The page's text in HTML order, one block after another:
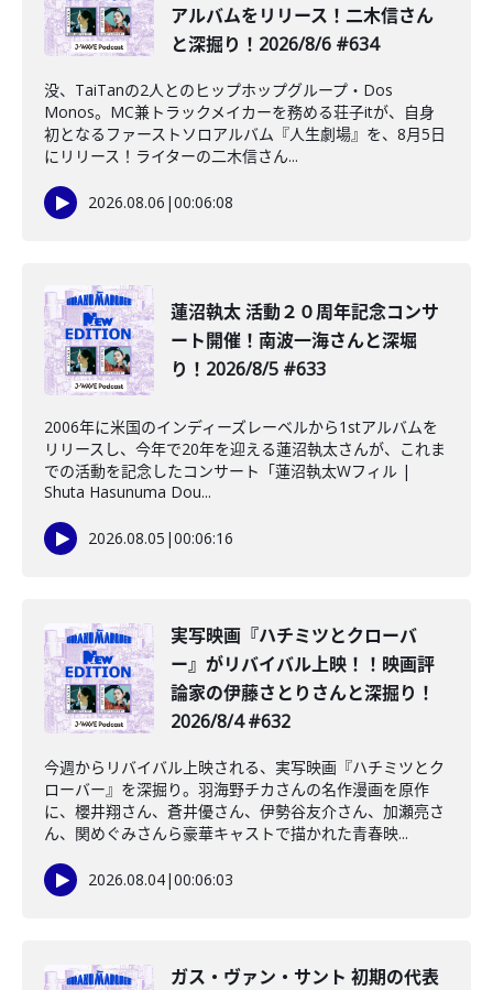
アルバムをリリース！二木信さん
と深掘り！2026/8/6 #634
没、TaiTanの2人とのヒップホップグループ・Dos
Monos。MC兼トラックメイカーを務める荘子itが、自身
初となるファーストソロアルバム『人生劇場』を、8月5日
にリリース！ライターの二木信さん...
2026.08.06 |00:06:08
蓮沼執太 活動２０周年記念コンサ
ート開催！南波一海さんと深堀
り！2026/8/5 #633
2006年に米国のインディーズレーベルから1stアルバムを
リリースし、今年で20年を迎える蓮沼執太さんが、これま
での活動を記念したコンサート「蓮沼執太Wフィル |
Shuta Hasunuma Dou...
2026.08.05 |00:06:16
️実写映画『ハチミツとクローバ
ー』がリバイバル上映！！映画評
論家の伊藤さとりさんと深掘り！
2026/8/4 #632
今週からリバイバル上映される、実写映画『ハチミツとク
ローバー』を深掘り。羽海野チカさんの名作漫画を原作
に、櫻井翔さん、蒼井優さん、伊勢谷友介さん、加瀬亮さ
ん、関めぐみさんら豪華キャストで描かれた青春映...
2026.08.04|00:06:03
ガス・ヴァン・サント 初期の代表